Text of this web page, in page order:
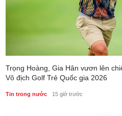
Trọng Hoàng, Gia Hân vươn lên
Vô địch Golf Trẻ Quốc gia 2026
Tin trong nước 15 giờ trước